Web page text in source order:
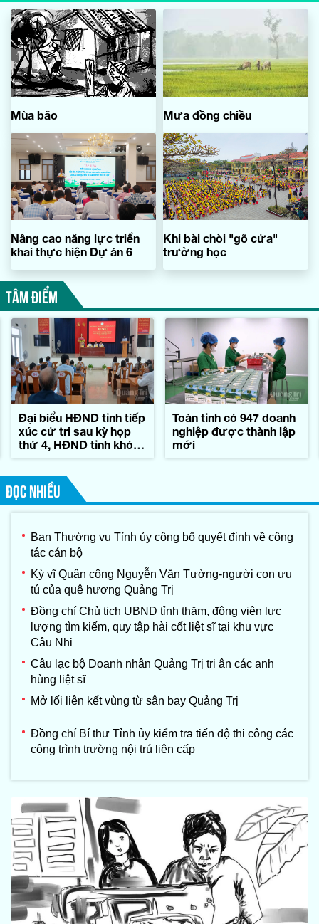
Mùa bão Mưa đồng chiều
Nâng cao năng lực triển
khai thực hiện Dự án 6
Khi bài chòi "gõ cửa"
trường học
TÂM ĐIỂM
Đại biểu HĐND tỉnh tiếp
xúc cử tri sau kỳ họp
thứ 4, HĐND tỉnh khóa
Toàn tỉnh có 947 doanh
nghiệp được thành lập
mới
ĐỌC NHIỀU
Ban Thường vụ Tỉnh ủy công bố quyết định về công
tác cán bộ
Kỳ vĩ Quận công Nguyễn Văn Tường-người con ưu
tú của quê hương Quảng Trị
Đồng chí Chủ tịch UBND tỉnh thăm, động viên lực
lượng tìm kiếm, quy tập hài cốt liệt sĩ tại khu vực
Câu Nhi
Câu lạc bộ Doanh nhân Quảng Trị tri ân các anh
hùng liệt sĩ
Mở lối liên kết vùng từ sân bay Quảng Trị
Đồng chí Bí thư Tỉnh ủy kiểm tra tiến độ thi công các
công trình trường nội trú liên cấp